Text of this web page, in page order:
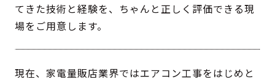
てきた技術と経験を、ちゃんと正しく評価できる現
場をご用意します。
現在、家電量販店業界ではエアコン工事をはじめと